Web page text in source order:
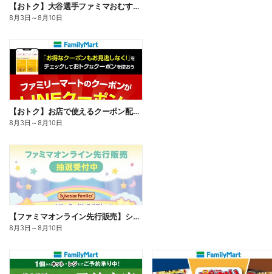
【おトク】大谷選手ファミマおむすび割
8月3日 ～8月10日
【おトク】お店で使えるクーポン配信中
8月3日 ～8月10日
【ファミマオンライン先行販売】シルバニアファミリー
8月3日 ～8月10日